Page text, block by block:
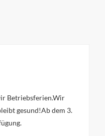
gesund!Ab dem 3.